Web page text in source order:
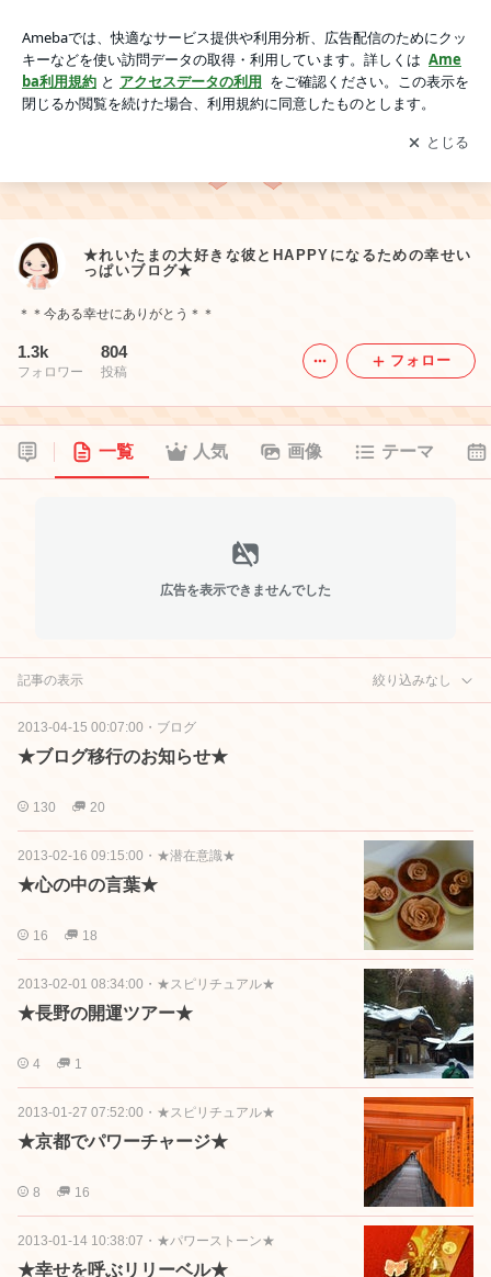
ブログ★アプリをダウンロードして ブログの更新通知
を受け取りまし
ょう。
開く
★れいたまの大好きな彼とHAPPYになるための幸せい
っぱいブログ★
＊＊今ある幸せにありがとう＊＊
1.3k
フォロワー
804
投稿
フォロー
一覧 人気 画像 テーマ
広告を表示できませんでした
記事の表示 絞り込みなし
2013-04-15 00:07:00 ・ ブログ
★ブログ移行のお知らせ★
130 20
2013-02-16 09:15:00 ・ ★潜在意識★
★心の中の言葉★
16 18
2013-02-01 08:34:00 ・ ★スピリチュアル★
★長野の開運ツアー★
4 1
2013-01-27 07:52:00 ・ ★スピリチュアル★
★京都でパワーチャージ★
8 16
2013-01-14 10:38:07 ・ ★パワーストーン★
★幸せを呼ぶリリーベル★